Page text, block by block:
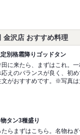
金沢店 おすすめ料理
定別格霜降りゴッドタン
田に来たら、まずはこれ。
応えのバランスが良く、初
文がおすすめです。※写真
タン3種盛り
たらまずはこちら。名物ね